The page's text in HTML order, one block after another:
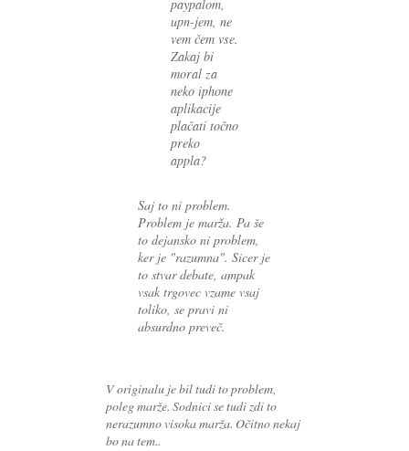
paypalom,
upn-jem, ne
vem čem vse.
Zakaj bi
moral za
neko iphone
aplikacije
plačati točno
preko
appla?
Saj to ni problem.
Problem je marža. Pa še
to dejansko ni problem,
ker je "razumna". Sicer je
to stvar debate, ampak
vsak trgovec vzame vsaj
toliko, se pravi ni
absurdno preveč.
V originalu je bil tudi to problem,
poleg marže. Sodnici se tudi zdi to
nerazumno visoka marža. Očitno nekaj
bo na tem..